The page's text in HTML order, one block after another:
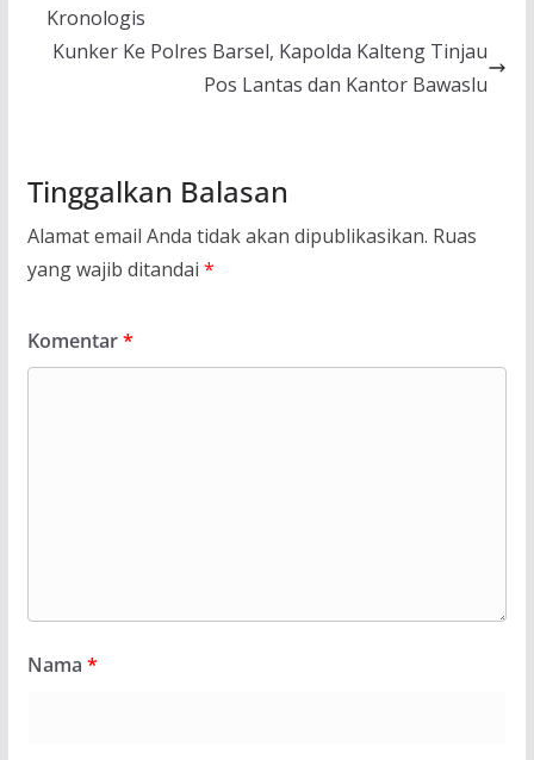
Kronologis
Kunker Ke Polres Barsel, Kapolda Kalteng Tinjau
Pos Lantas dan Kantor Bawaslu
Tinggalkan Balasan
Alamat email Anda tidak akan dipublikasikan. Ruas
yang wajib ditandai *
Komentar*
Nama *